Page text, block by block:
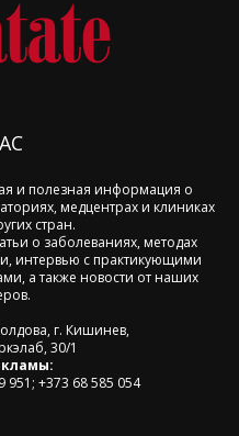
и полезная информация о
медцентрах и клиниках
стран.
о заболеваниях, методах
интервью с практикующими
а также новости от наших
г. Кишинев,
30/1
951; +373 68 585 054